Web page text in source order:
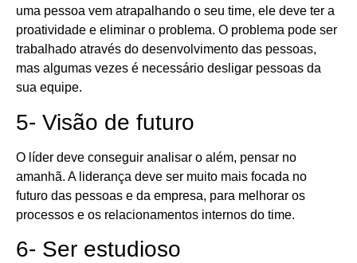
uma pessoa vem atrapalhando o seu time, ele deve ter a
proatividade e eliminar o problema. O problema pode ser
trabalhado através do desenvolvimento das pessoas,
mas algumas vezes é necessário desligar pessoas da
sua equipe.
5- Visão de futuro
O líder deve conseguir analisar o além, pensar no
amanhã. A liderança deve ser muito mais focada no
futuro das pessoas e da empresa, para melhorar os
processos e os relacionamentos internos do time.
6- Ser estudioso